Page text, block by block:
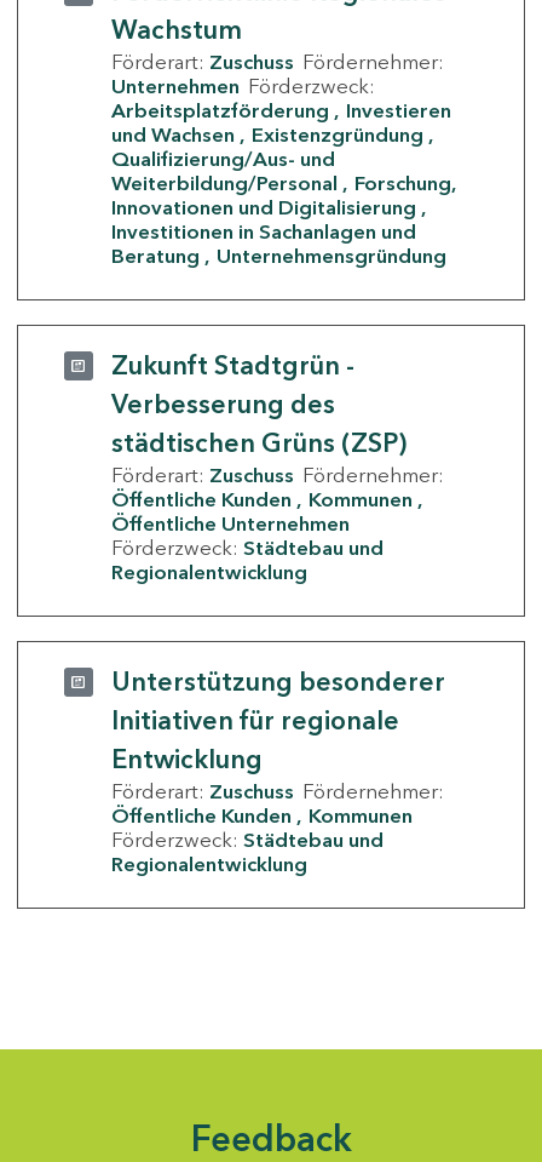
Wachstum
Förderart: Zuschuss Fördernehmer:
Unternehmen Förderzweck:
Arbeitsplatzförderung
Investieren
und Wachsen
Existenzgründung
Qualifizierung/Aus- und
Weiterbildung/Personal
Forschung,
Innovationen und Digitalisierung
Investitionen in Sachanlagen und
Beratung
Unternehmensgründung
Zukunft Stadtgrün -
Verbesserung des
städtischen Grüns (ZSP)
Förderart: Zuschuss Fördernehmer:
Öffentliche Kunden
Kommunen
Öffentliche Unternehmen
Förderzweck: Städtebau und
Regionalentwicklung
Unterstützung besonderer
Initiativen für regionale
Entwicklung
Förderart: Zuschuss Fördernehmer:
Öffentliche Kunden
Kommunen
Förderzweck: Städtebau und
Regionalentwicklung
Feedback